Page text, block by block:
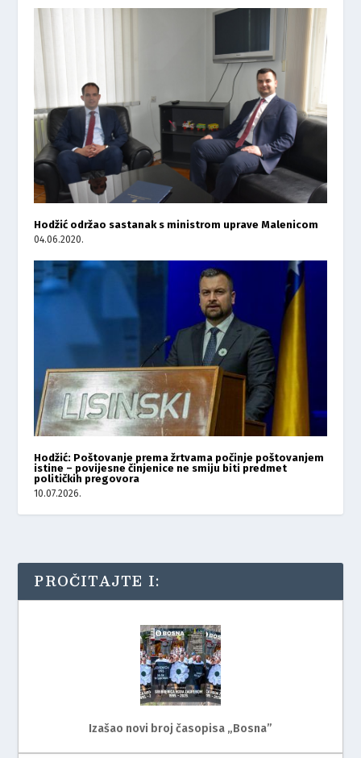
Hodžić održao sastanak s ministrom uprave Malenicom
04.06.2020.
Hodžić: Poštovanje prema žrtvama počinje poštovanjem
istine – povijesne činjenice ne smiju biti predmet
političkih pregovora
10.07.2026.
PROČITAJTE I:
Izašao novi broj časopisa „Bosna”